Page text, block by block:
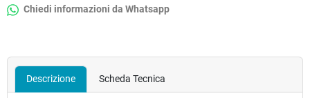
Chiedi informazioni da Whatsapp
Descrizione Scheda Tecnica